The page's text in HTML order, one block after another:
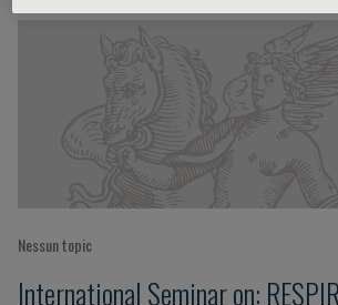
Nessun topic
International Seminar on: